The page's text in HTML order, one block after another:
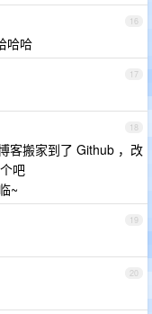
16
哈哈
17
18
客搬家到了 Github ，改
吧
~
19
20